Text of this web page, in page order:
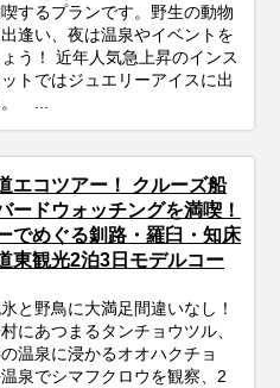
するプランです。野生の動物
逢い、夜は温泉やイベントを
う！ 近年人気急上昇のインス
トではジュエリーアイスに出
...
エコツアー！ クルーズ船
ードウォッチングを満喫！
でめぐる釧路・羅臼・知床
東観光2泊3日モデルコー
と野鳥に大満足間違いなし！
にあつまるタンチョウツル、
温泉に浸かるオオハクチョ
泉でシマフクロウを観察、2